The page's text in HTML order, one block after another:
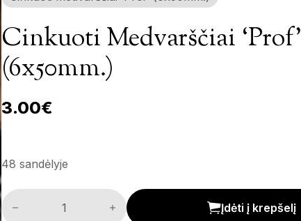
Cinkuoti Medvarščiai ‘Prof’
(6x50mm.)
3.00€
48 sandėlyje
Cinkuoti medvarščiai 'Prof' (6x50mm.) kiekis
Įdėti į krepšelį